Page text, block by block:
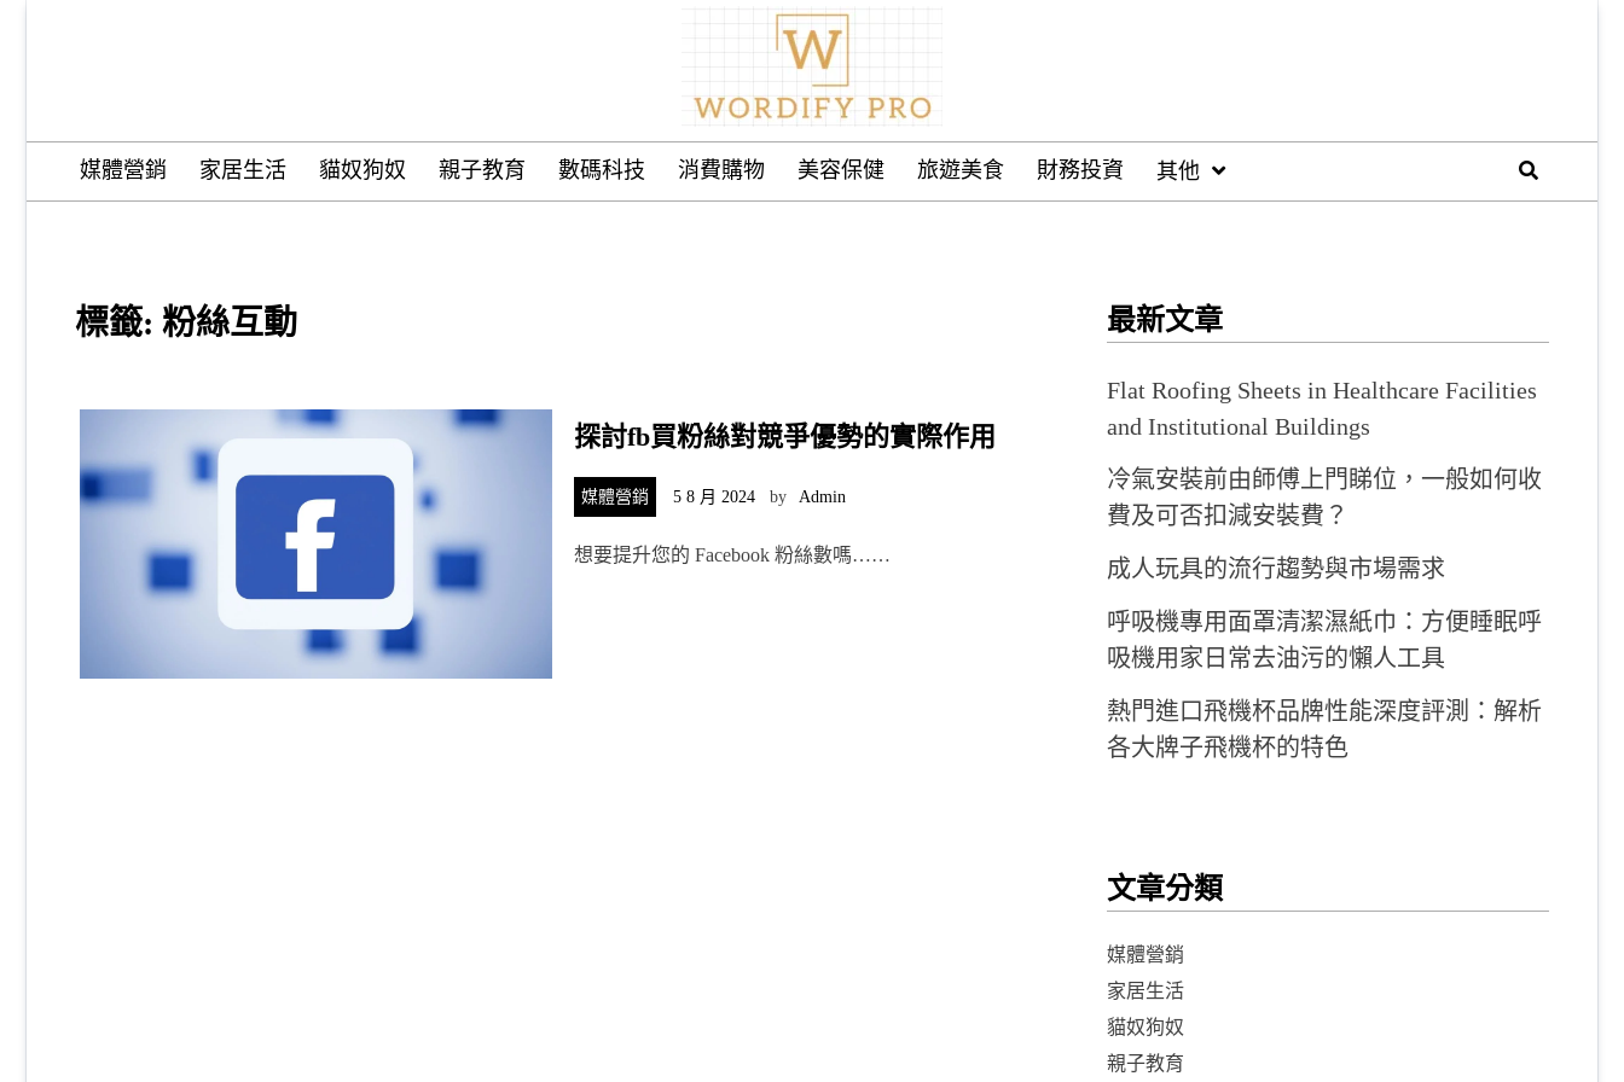
Wordify Pro
媒體營銷 家居生活 貓奴狗奴 親子教育 數碼科技 消費購物 美容保健 旅遊美食 財務投資 其他
標籤: 粉絲互動
探討fb買粉絲對競爭優勢的實際作用
媒體營銷 5 8 月 2024 by Admin
想要提升您的 Facebook 粉絲數嗎……
最新文章
Flat Roofing Sheets in Healthcare Facilities
and Institutional Buildings
冷氣安裝前由師傅上門睇位，一般如何收
費及可否扣減安裝費？
成人玩具的流行趨勢與市場需求
呼吸機專用面罩清潔濕紙巾：方便睡眠呼
吸機用家日常去油污的懶人工具
熱門進口飛機杯品牌性能深度評測：解析
各大牌子飛機杯的特色
文章分類
媒體營銷
家居生活
貓奴狗奴
親子教育